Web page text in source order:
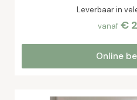
Leverbaar in
vanaf €
Online